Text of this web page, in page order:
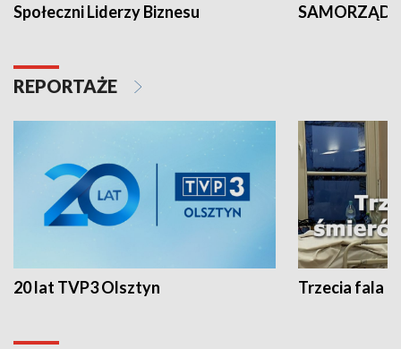
Społeczni Liderzy Biznesu SAMORZĄD
REPORTAŻE
20 lat TVP3 Olsztyn Trzecia fala -